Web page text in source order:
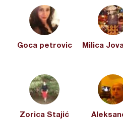
Goca petrovic Milica
Zorica Stajić